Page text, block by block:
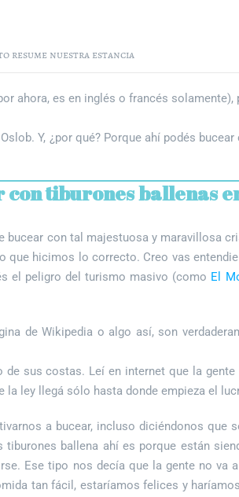
resume nuestra estancia
ahora, es en inglés o francés
Y, ¿por qué? Porque ahí podés
tiburones ballenas
con tal majestuosa y maravillosa
que hicimos lo correcto. Creo vas
el peligro del turismo masivo (como El
de Wikipedia o algo así, son
sus costas. Leí en internet que la
ley llegá sólo hasta donde empieza el
a bucear, incluso diciéndonos que
ballena ahí es porque están
Ese tipo nos decía que la gente no
tan fácil, estaríamos felices y